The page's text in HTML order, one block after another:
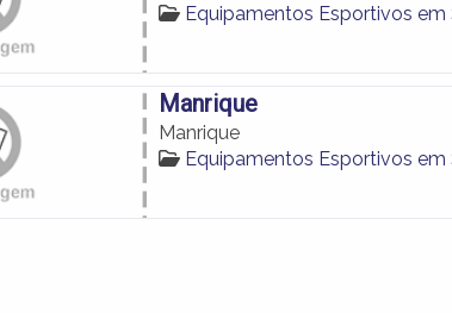
Equipamentos Esportivos
Manrique
Manrique
Equipamentos Esportivos